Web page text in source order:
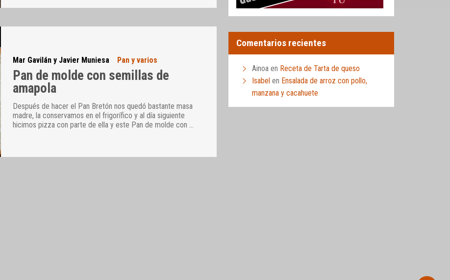
Mar Gavilán y Javier Muniesa Pan y varios
Pan de molde con semillas de
amapola
Después de hacer el Pan Bretón nos quedó bastante masa
madre, la conservamos en el frigorífico y al día siguiente
hicimos pizza con parte de ella y este Pan de molde con …
Comentarios recientes
Ainoa en Receta de Tarta de queso
Isabel en Ensalada de arroz con pollo,
manzana y cacahuete